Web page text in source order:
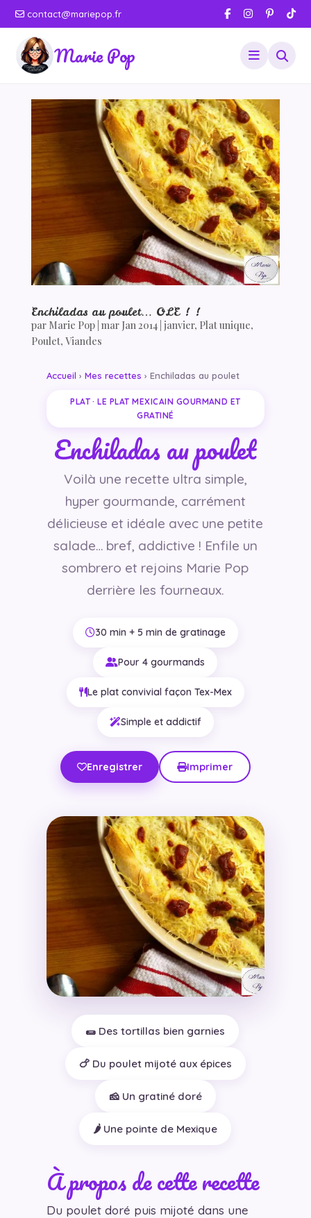
contact@mariepop.fr
Marie Pop
Enchiladas au poulet… OLE ! !
par Marie Pop| mar Jan 2014| janvier, Plat unique,
Poulet, Viandes
Accueil › Mes recettes › Enchiladas au poulet
PLAT · LE PLAT MEXICAIN GOURMAND ET
GRATINÉ
Enchiladas au poulet
Voilà une recette ultra simple,
hyper gourmande, carrément
délicieuse et idéale avec une petite
salade… bref, addictive ! Enfile un
sombrero et rejoins Marie Pop
derrière les fourneaux.
30 min + 5 min de gratinage
Pour 4 gourmands
Le plat convivial façon Tex-Mex
Simple et addictif
Enregistrer Imprimer
🌯 Des tortillas bien garnies
🍗 Du poulet mijoté aux épices
🧀 Un gratiné doré
🌶️ Une pointe de Mexique
À propos de cette recette
Du poulet doré puis mijoté dans une